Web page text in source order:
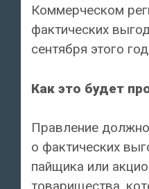
Коммерческом
фактических
сентября этого
Как это будет
Правление
о фактических
пайщика или